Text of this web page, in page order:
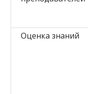
Оценка знаний